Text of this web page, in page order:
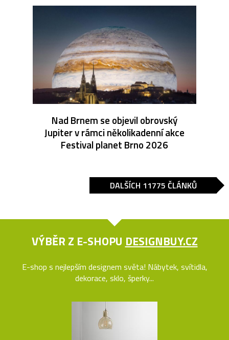
Nad Brnem se objevil obrovský
Jupiter v rámci několikadenní akce
Festival planet Brno 2026
DALŠÍCH 11775 ČLÁNKŮ
VÝBĚR Z E-SHOPU DESIGNBUY.CZ
E-shop s nejlepším designem světa! Nábytek, svítidla,
dekorace, sklo, šperky...